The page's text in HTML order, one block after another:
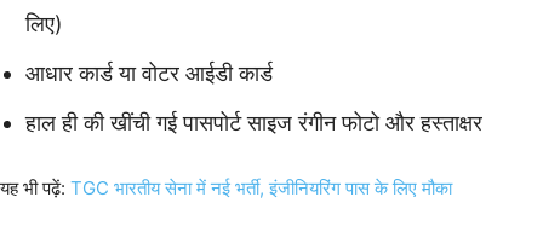
लिए)
आधार कार्ड या वोटर आईडी कार्ड
हाल ही की खींची गई पासपोर्ट साइज रंगीन फोटो और हस्ताक्षर
यह भी पढ़ें: TGC भारतीय सेना में नई भर्ती, इंजीनियरिंग पास के लिए मौका